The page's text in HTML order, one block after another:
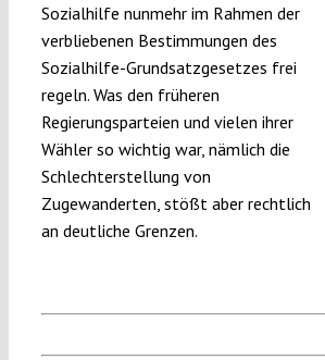
Sozialhilfe nunmehr im Rahmen der
verbliebenen Bestimmungen des
Sozialhilfe-Grundsatzgesetzes frei
regeln. Was den früheren
Regierungsparteien und vielen ihrer
Wähler so wichtig war, nämlich die
Schlechterstellung von
Zugewanderten, stößt aber rechtlich
an deutliche Grenzen.